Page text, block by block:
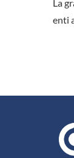
La
enti